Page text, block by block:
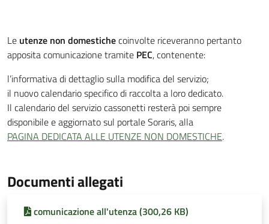
Le utenze non domestichecoinvolte riceveranno pertanto
apposita comunicazione tramite PEC, contenente:
l’informativa di dettaglio sulla modifica del servizio;
il nuovo calendario specifico di raccolta a loro dedicato.
Il calendario del servizio cassonetti resterà poi sempre
disponibile e aggiornato sul portale Soraris, alla
PAGINA DEDICATA ALLE UTENZE NON DOMESTICHE.
Documenti allegati
comunicazione all'utenza (300,26 KB)